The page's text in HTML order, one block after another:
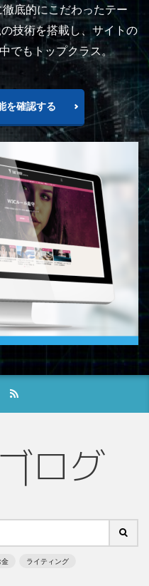
底的にこだわったテー
技術を搭載し、サイトの
でもトップクラス。
を確認する
金 ライティング